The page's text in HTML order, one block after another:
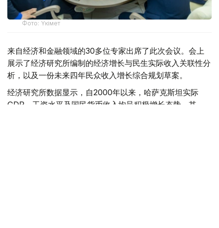
Фото: Үкімет
来自经济和金融领域的30多位专家出席了此次会议。会上
展示了经济研究所编制的经济增长与民生实际收入关联性分
析，以及一份未来四年民众收入增长综合规划草案。
经济研究所数据显示，自2000年以来，哈萨克斯坦实际
GDP、工资水平及国民货币收入均呈积极增长态势。其